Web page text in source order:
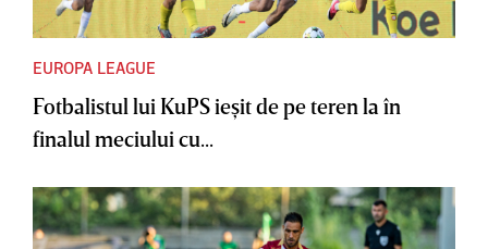
EUROPA LEAGUE
Fotbalistul lui KuPS ieşit de pe teren la în
finalul meciului cu...